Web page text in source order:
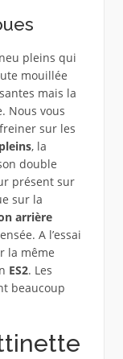
pleins qui
mouillée
mais la
Nous vous
sur les
, la
double
présent sur
sur la
arrière
A l’essai
la même
ES2. Les
beaucoup